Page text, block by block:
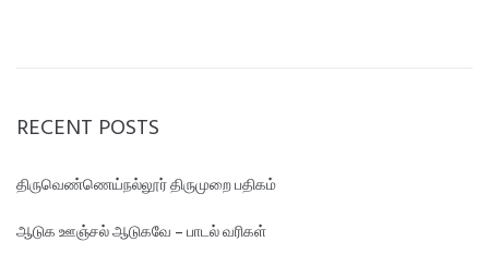
RECENT POSTS
திருவெண்ணெய்நல்லூர் திருமுறை பதிகம்
ஆடுக ஊஞ்சல் ஆடுகவே – பாடல் வரிகள்